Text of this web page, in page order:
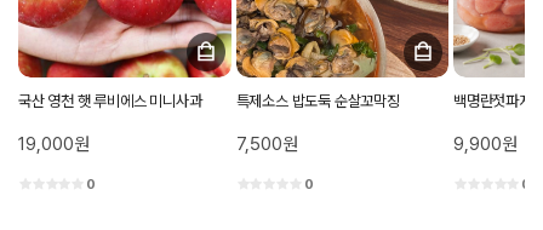
국산 영천 햇 루비에스 미니사과
19,000원
0
특제소스 밥도둑 순살꼬막징
7,500원
0
백명란젓파지
9,900원
0